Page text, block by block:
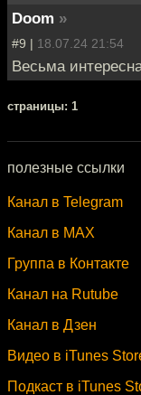
Doom »
#9 | 18.07.24 21:54
Весьма
cтраницы: 1
полезные ссылки
Канал в Telegram
Канал в MAX
Группа в Контакте
Канал на Rutube
Канал в Дзен
Видео в iTunes
Подкаст в iTunes